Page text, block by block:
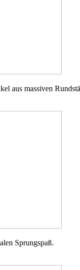
aus massiven
Sprungspaß.